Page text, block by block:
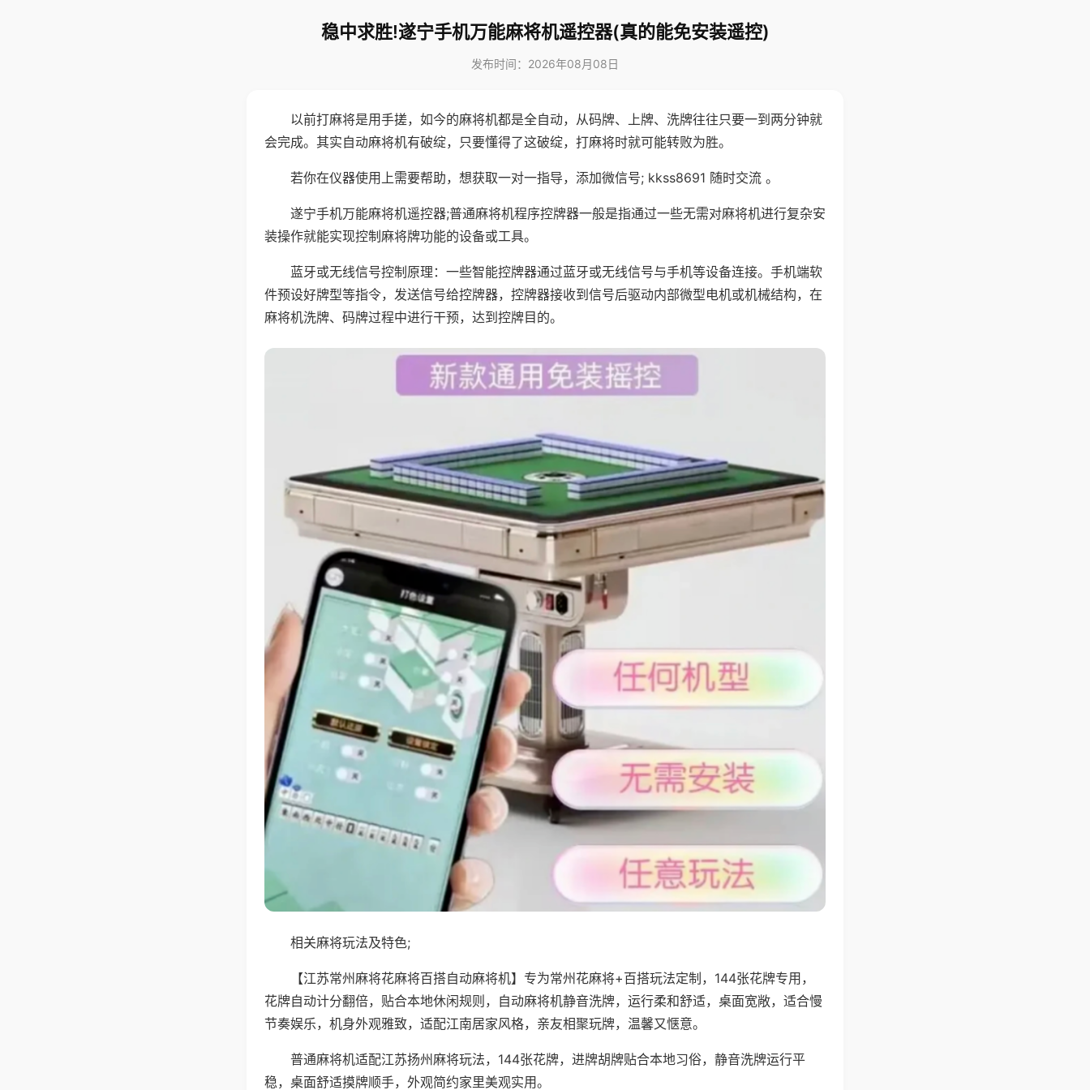
稳中求胜!遂宁手机万能麻将机遥控器(真的能免安装遥控)
发布时间：2026年08月08日
以前打麻将是用手搓，如今的麻将机都是全自动，从码牌、上牌、洗牌往往只要一到两分钟就
会完成。其实自动麻将机有破绽，只要懂得了这破绽，打麻将时就可能转败为胜。
若你在仪器使用上需要帮助，想获取一对一指导，添加微信号; kkss8691 随时交流 。
遂宁手机万能麻将机遥控器;普通麻将机程序控牌器一般是指通过一些无需对麻将机进行复杂安
装操作就能实现控制麻将牌功能的设备或工具。
蓝牙或无线信号控制原理：一些智能控牌器通过蓝牙或无线信号与手机等设备连接。手机端软
件预设好牌型等指令，发送信号给控牌器，控牌器接收到信号后驱动内部微型电机或机械结构，在
麻将机洗牌、码牌过程中进行干预，达到控牌目的。
相关麻将玩法及特色;
【江苏常州麻将花麻将百搭自动麻将机】专为常州花麻将+百搭玩法定制，144张花牌专用，
花牌自动计分翻倍，贴合本地休闲规则，自动麻将机静音洗牌，运行柔和舒适，桌面宽敞，适合慢
节奏娱乐，机身外观雅致，适配江南居家风格，亲友相聚玩牌，温馨又惬意。
普通麻将机适配江苏扬州麻将玩法，144张花牌，进牌胡牌贴合本地习俗，静音洗牌运行平
稳，桌面舒适摸牌顺手，外观简约家里美观实用。